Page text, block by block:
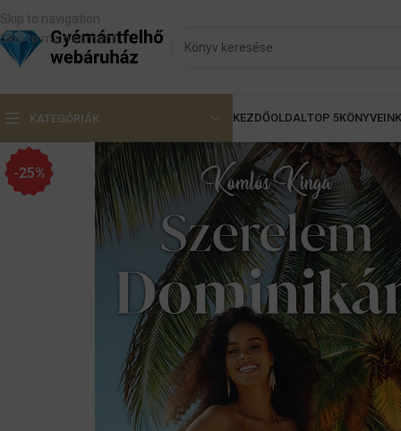
Skip to navigation
Skip to main content
KATEGÓRIÁK KEZDŐOLDALTOP 5KÖNYVEINK
-25%